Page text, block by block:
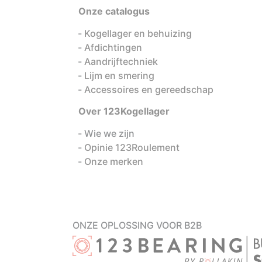
ONZE OPLOSSING VOOR B2B
Onze catalogus
Kogellager en behuizing
Afdichtingen
Aandrijftechniek
Lijm en smering
Accessoires en gereedschap
Over 123Kogellager
Wie we zijn
Opinie 123Roulement
Onze merken